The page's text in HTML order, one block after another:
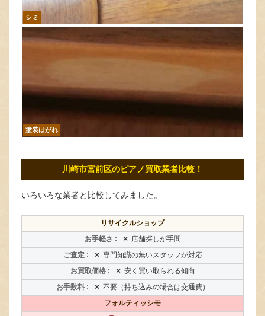
シミ
塗装はがれ
川崎市宮前区のピアノ買取業者比較！
いろいろな業者と比較してみました。
リサイクルショップ
× 店舗探しが手間
× 専門知識の無いスタッフが対応
× 安く買い取られる傾向
× 不要（持ち込みの場合は交通費）
フォルティッシモ